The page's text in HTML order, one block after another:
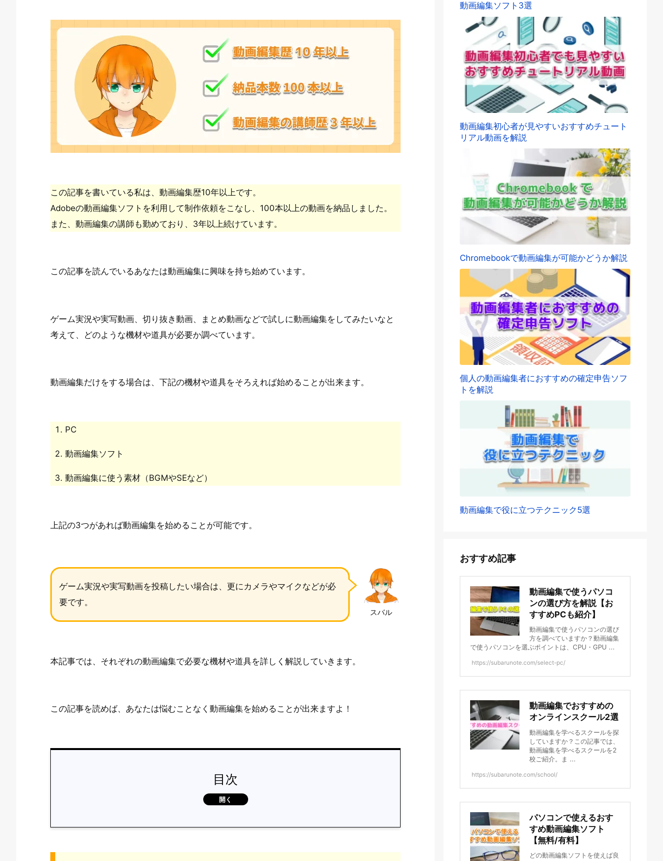
この記事を書いている私は、動画編集歴10年以上です。
Adobeの動画編集ソフトを利用して制作依頼をこなし、100本以上の動画を納品しました。
また、動画編集の講師も勤めており、3年以上続けています。
この記事を読んでいるあなたは動画編集に興味を持ち始めています。
ゲーム実況や実写動画、切り抜き動画、まとめ動画などで試しに動画編集をしてみたいなと
考えて、どのような機材や道具が必要か調べています。
動画編集だけをする場合は、下記の機材や道具をそろえれば始めることが出来ます。
PC
動画編集ソフト
動画編集に使う素材（BGMやSEなど）
上記の3つがあれば動画編集を始めることが可能です。
スバル
ゲーム実況や実写動画を投稿したい場合は、更にカメラやマイクなどが必
要です。
本記事では、それぞれの動画編集で必要な機材や道具を詳しく解説していきます。
この記事を読めば、あなたは悩むことなく動画編集を始めることが出来ますよ！
目次
動画編集ソフト3選
動画編集初心者が見やすいおすすめチュート
リアル動画を解説
Chromebookで動画編集が可能かどうか解説
個人の動画編集者におすすめの確定申告ソフ
トを解説
動画編集で役に立つテクニック5選
おすすめ記事
動画編集で使うパソコ
ンの選び方を解説【お
すすめPCも紹介】
動画編集で使うパソコンの選び
方を調べていますか？動画編集
で使うパソコンを選ぶポイントは、CPU・GPU ...
https://subarunote.com/select-pc/
動画編集でおすすめの
オンラインスクール2選
動画編集を学べるスクールを探
していますか？この記事では、
動画編集を学べるスクールを2
校ご紹介。ま ...
https://subarunote.com/school/
パソコンで使えるおす
すめ動画編集ソフト
【無料/有料】
どの動画編集ソフトを使えば良